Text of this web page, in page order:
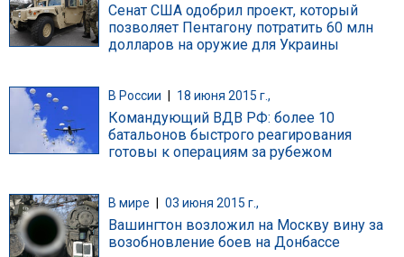
Сенат США одобрил проект, который
позволяет Пентагону потратить 60 млн
долларов на оружие для Украины
В России 18 июня 2015 г.,
Командующий ВДВ РФ: более 10
батальонов быстрого реагирования
готовы к операциям за рубежом
В мире 03 июня 2015 г.,
Вашингтон возложил на Москву вину за
возобновление боев на Донбассе